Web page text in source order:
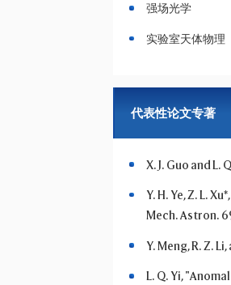
强场光学
实验室天体物理
代表性论文专著
X. J. Guo and
Y. H. Ye, Z. L.
Mech. Astron.
Y. Meng, R. Z.
L. Q. Yi,